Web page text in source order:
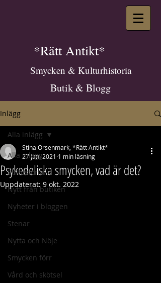
*Rätt Antikt*
Smycken & Kulturhistoria
Butik & Blogg
Inlägg
Alla inlägg
Stilhistoria
Nytt från butiken
Nyheter i bloggen
Stenar
Nytta och Nöje
Smycken förr
Vård och skötsel
Alla inlägg
Psykedeliska smycken, vad är det?
Stina Orsenmark, *Rätt Antikt*
27 jan. 2021 1 min läsning
Uppdaterat: 9 okt. 2022